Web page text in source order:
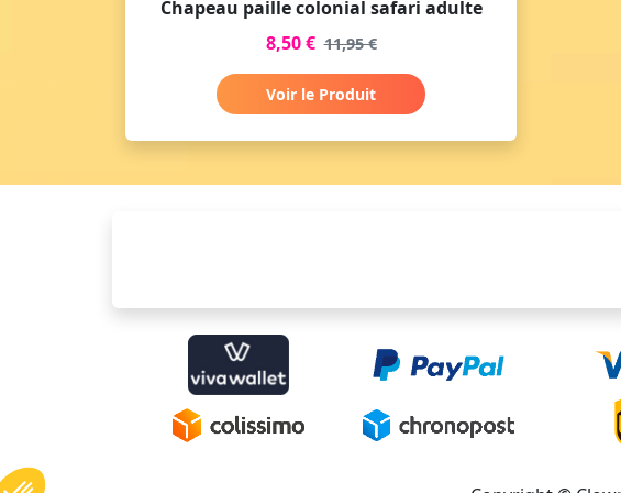
Chapeau paille colonial safari adulte
8,50 € 11,95 €
Voir le Produit